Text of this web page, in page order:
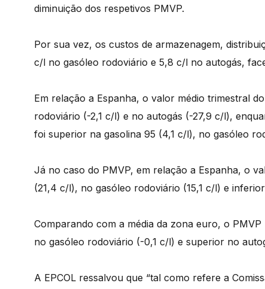
diminuição dos respetivos PMVP.
Por sua vez, os custos de armazenagem,
c/l no gasóleo rodoviário e 5,8 c/l no autogás,
Em relação a Espanha, o valor médio trimestral
rodoviário (-2,1 c/l) e no autogás (-27,9 c/l),
foi superior na gasolina 95 (4,1 c/l), no gasóleo
Já no caso do PMVP, em relação a Espanha, o
(21,4 c/l), no gasóleo rodoviário (15,1 c/l) e
Comparando com a média da zona euro, o
no gasóleo rodoviário (-0,1 c/l) e superior no
A EPCOL ressalvou que “tal como refere a